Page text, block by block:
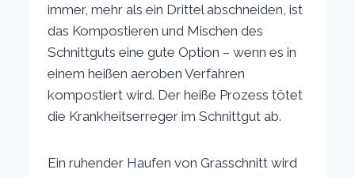
immer, mehr als ein Drittel abschneiden, ist
das Kompostieren und Mischen des
Schnittguts eine gute Option – wenn es in
einem heißen aeroben Verfahren
kompostiert wird. Der heiße Prozess tötet
die Krankheitserreger im Schnittgut ab.
Ein ruhender Haufen von Grasschnitt wird